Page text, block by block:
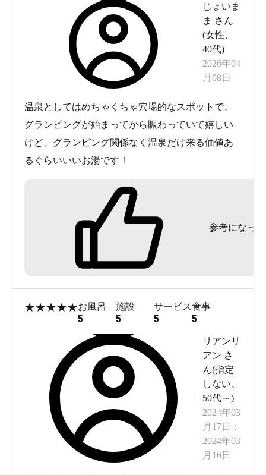
じょいま
ま さん
(女性
40代)
2026年04
月08日
温泉としてはめちゃくちゃ穴場的なスポットで、
グランピングが始まってから賑わっていて嬉しい
けど、グランピング関係なく温泉だけ来る価値あ
るぐらいいいお湯です！
参考になった
★★★★★お風呂
5
施設
5
サービス
5
食事
5
リアンリ
アン さ
ん(指定
しない
50代～)
2024年03
月17日
：
2024年03
月16日